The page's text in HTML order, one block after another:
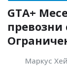
GTA+
Маркус